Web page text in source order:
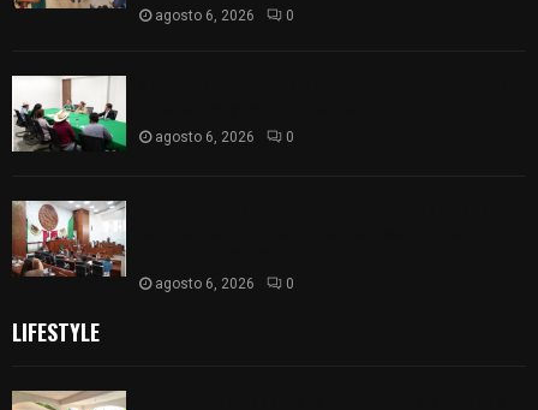
agosto 6, 2026 0
agosto 6, 2026 0
agosto 6, 2026 0
LIFESTYLE